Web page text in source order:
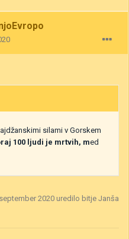
silami v Gorskem
100 ljudi je mrtvih, med
2020 uredilo bitje Janša